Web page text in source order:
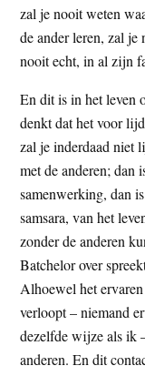
zal je nooit weten
de ander leren, zal
nooit echt, in al zijn
En dit is in het leven
denkt dat het voor
zal je inderdaad niet
met de anderen; dan
samenwerking, dan
samsara, van het
zonder de anderen
Batchelor over
Alhoewel het
verloopt – niemand
dezelfde wijze als ik
anderen. En dit